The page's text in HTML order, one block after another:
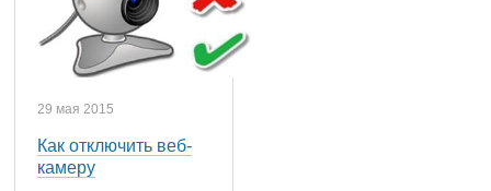
29 мая 2015
Как отключить веб-
камеру